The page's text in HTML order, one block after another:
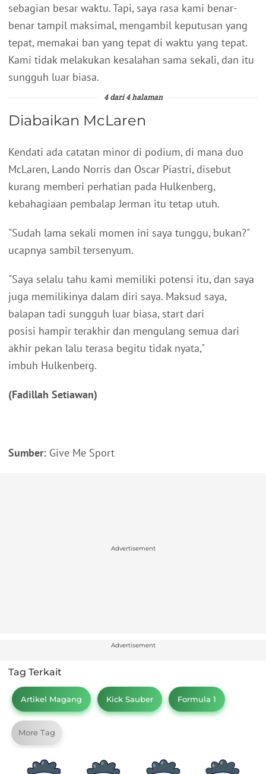
sebagian besar waktu. Tapi, saya rasa kami benar-
benar tampil maksimal, mengambil keputusan yang
tepat, memakai ban yang tepat di waktu yang tepat.
Kami tidak melakukan kesalahan sama sekali, dan itu
sungguh luar biasa.
4 dari 4 halaman
Diabaikan McLaren
Kendati ada catatan minor di podium, di mana duo
McLaren, Lando Norris dan Oscar Piastri, disebut
kurang memberi perhatian pada Hulkenberg,
kebahagiaan pembalap Jerman itu tetap utuh.
"Sudah lama sekali momen ini saya tunggu, bukan?"
ucapnya sambil tersenyum.
"Saya selalu tahu kami memiliki potensi itu, dan saya
juga memilikinya dalam diri saya. Maksud saya,
balapan tadi sungguh luar biasa, start dari
posisi hampir terakhir dan mengulang semua dari
akhir pekan lalu terasa begitu tidak nyata,"
imbuh Hulkenberg.
(Fadillah Setiawan)
Sumber: Give Me Sport
Advertisement
Advertisement
Tag Terkait
Artikel Magang Kick Sauber Formula 1
More Tag